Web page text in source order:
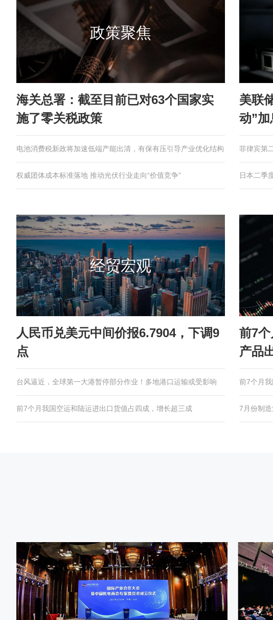
政策聚焦
海关总署：截至目前已对63个国家实
施了零关税政策
电池消费税新政将加速低端产能出清，有保有压引导产业优化结构
权威团体成本标准落地 推动光伏行业走向“价值竞争”
美联
动”
菲律宾第
日本二季
经贸宏观
人民币兑美元中间价报6.7904，下调9
点
台风逼近，全球第一大港暂停部分作业！多地港口运输或受影响
前7个月我国空运和陆运进出口货值占四成，增长超三成
前7
产品
前7个月
7月份制